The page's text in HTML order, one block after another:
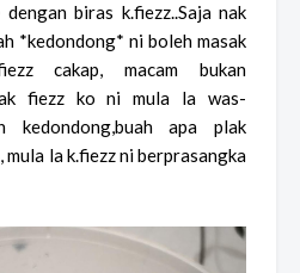
dengan biras k.fiezz..Saja nak
*kedondong* ni boleh masak
cakap, macam bukan
fiezz ko ni mula la was-
kedondong,buah apa plak
mula la k.fiezz ni berprasangka